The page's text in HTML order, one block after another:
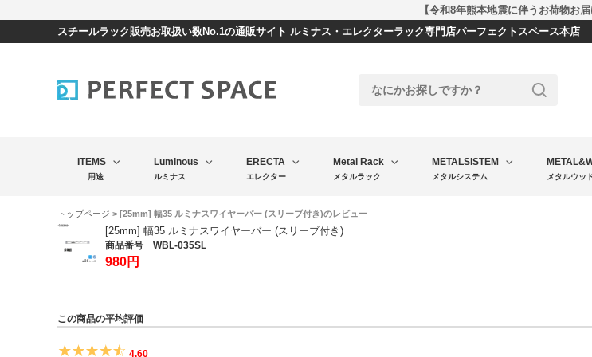
【令和8年熊本地震に伴うお荷物お届
スチールラック販売お取扱い数No.1の通販サイト ルミナス・エレクターラック専門店パーフェクトスペース本店
ITEMS
用途
Luminous
ルミナス
ERECTA
エレクター
Metal Rack
メタルラック
METALSISTEM
メタルシステム メタルウッ
トップページ > [25mm] 幅35 ルミナスワイヤーバー (スリーブ付き)のレビュー
[25mm] 幅35 ルミナスワイヤーバー (スリーブ付き)
商品番号 WBL-035SL
980円
この商品の平均評価
4.60